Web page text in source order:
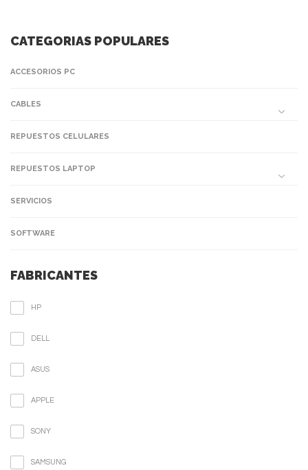
CATEGORIAS POPULARES
ACCESORIOS PC
CABLES
REPUESTOS CELULARES
REPUESTOS LAPTOP
SERVICIOS
SOFTWARE
FABRICANTES
HP
DELL
ASUS
APPLE
SONY
SAMSUNG